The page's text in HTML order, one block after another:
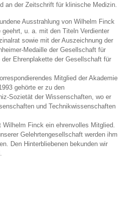
an der Zeitschrift für klinische Medizin.
Ausstrahlung von Wilhelm Finck
u. a. mit den Titeln Verdienter
sowie mit der Auszeichnung der
Medaille der Gesellschaft für
Ehrenplakette der Gesellschaft für
Mitglied der Akademie
gehörte er zu den
Sozietät der Wissenschaften, wo er
und Technikwissenschaften
Finck ein ehrenvolles Mitglied.
Gelehrtengesellschaft werden ihm
Den Hinterbliebenen bekunden wir